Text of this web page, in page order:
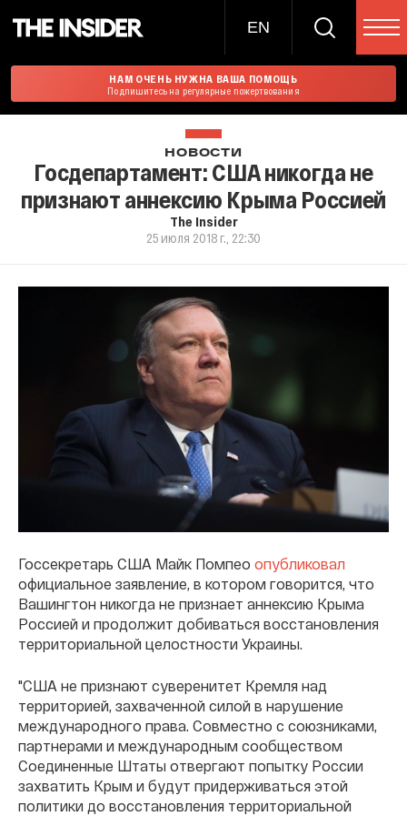
EN
НАМ ОЧЕНЬ НУЖНА ВАША ПОМОЩЬ
Подпишитесь на регулярные пожертвования
НОВОСТИ
Госдепартамент: США никогда не
признают аннексию Крыма Россией
The Insider
25 июля 2018 г., 22:30
Госсекретарь США Майк Помпео опубликовал
официальное заявление, в котором говорится, что
Вашингтон никогда не признает аннексию Крыма
Россией и продолжит добиваться восстановления
территориальной целостности Украины.
"США не признают суверенитет Кремля над
территорией, захваченной силой в нарушение
международного права. Совместно с союзниками,
партнерами и международным сообществом
Соединенные Штаты отвергают попытку России
захватить Крым и будут придерживаться этой
политики до восстановления территориальной